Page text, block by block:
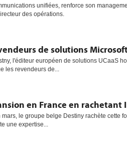
unifiées, renforce son
des opérations.
de solutions
l'éditeur européen de solutions UCaaS
les revendeurs de...
en France en rachetant
le groupe belge Destiny rachète cette
une expertise...